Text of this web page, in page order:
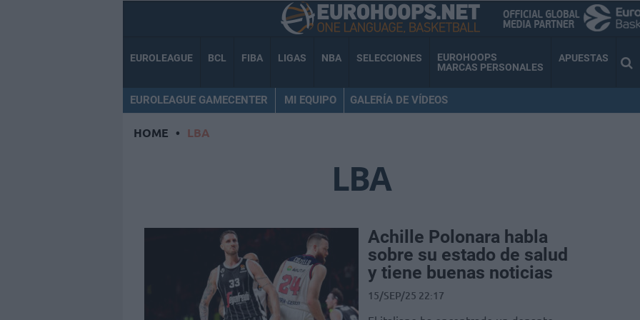
EUROLEAGUE BCL FIBA LIGAS NBA SELECCIONES
EUROHOOPS
MARCAS PERSONALES
APUESTAS
EUROLEAGUE GAMECENTER MI EQUIPO GALERÍA DE VÍDEOS
HOME • LBA
LBA
Achille Polonara habla
sobre su estado de salud
y tiene buenas noticias
15/SEP/25 22:17